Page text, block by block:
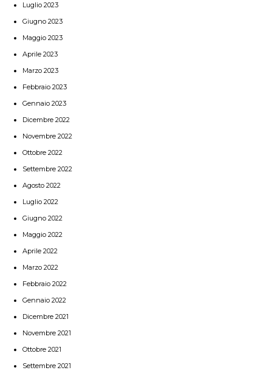
Luglio 2023
Giugno 2023
Maggio 2023
Aprile 2023
Marzo 2023
Febbraio 2023
Gennaio 2023
Dicembre 2022
Novembre 2022
Ottobre 2022
Settembre 2022
Agosto 2022
Luglio 2022
Giugno 2022
Maggio 2022
Aprile 2022
Marzo 2022
Febbraio 2022
Gennaio 2022
Dicembre 2021
Novembre 2021
Ottobre 2021
Settembre 2021